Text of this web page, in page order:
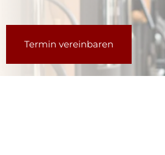
Termin vereinbaren